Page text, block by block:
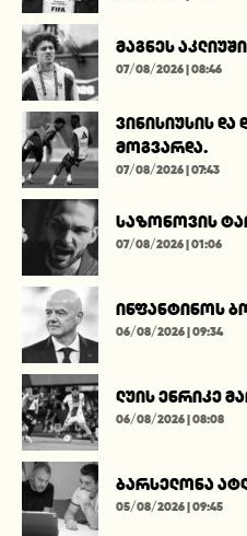
მაგნეს
07/08/2026 | 08:46
ვინისიუსის და
მოგვარდა.
07/08/2026 | 07:43
საზონოვის
07/08/2026 | 01:06
ინფანტინოს
06/08/2026 | 09:34
ლუის ენრიკე
06/08/2026 | 08:08
ბარსელონა
05/08/2026 | 09:45